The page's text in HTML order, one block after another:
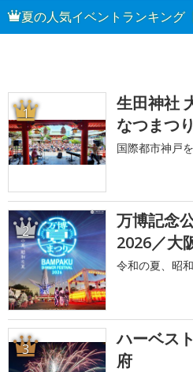
夏の人気イベントランキング
1
生田神社
なつまつ
国際都市神戸
2
万博記念
2026／大
令和の夏、昭
3
ハーベス
府